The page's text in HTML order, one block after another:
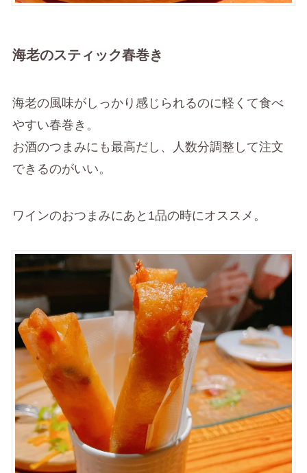
海老のスティック春巻き
海老の風味がしっかり感じられるのに軽くて食べ
やすい春巻き。
お酒のつまみにも最高だし、人数分調整して注文
できるのがいい。
ワインのおつまみにあと1品の時にオススメ。